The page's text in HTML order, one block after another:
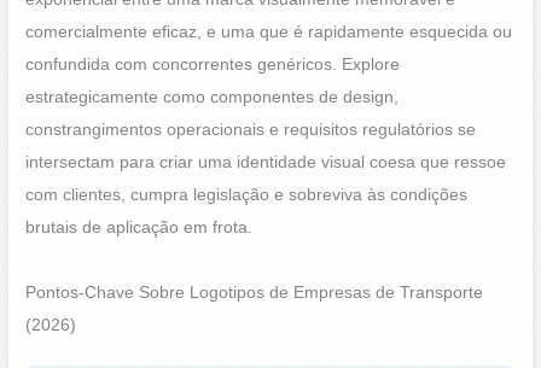
comercialmente eficaz, e uma que é rapidamente esquecida ou
confundida com concorrentes genéricos. Explore
estrategicamente como componentes de design,
constrangimentos operacionais e requisitos regulatórios se
intersectam para criar uma identidade visual coesa que ressoe
com clientes, cumpra legislação e sobreviva às condições
brutais de aplicação em frota.
Pontos-Chave Sobre Logotipos de Empresas de Transporte
(2026)